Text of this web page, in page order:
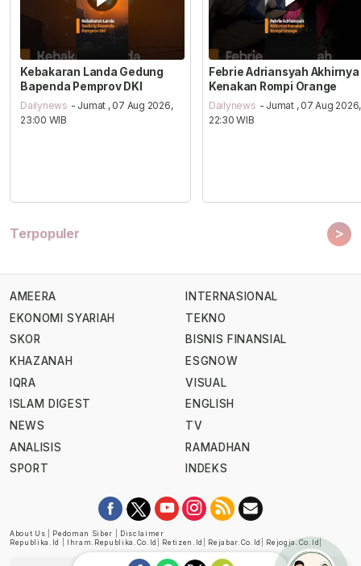
Kebakaran Landa Gedung
Bapenda Pemprov DKI
Dailynews - Jumat , 07 Aug 2026,
23:00 WIB
Febrie Adriansyah Akhirnya
Kenakan Rompi Orange
Dailynews - Jumat , 07 Aug 2026,
22:30 WIB
Terpopuler >
AMEERA
EKONOMI SYARIAH
SKOR
KHAZANAH
IQRA
ISLAM DIGEST
NEWS
ANALISIS
SPORT
INTERNASIONAL
TEKNO
BISNIS FINANSIAL
ESGNOW
VISUAL
ENGLISH
TV
RAMADHAN
INDEKS
About Us Pedoman Siber
Disclaimer
Republika.id
Ihram.republika.co.id Retizen.id Rejabar.co.id Rejogja.co.id